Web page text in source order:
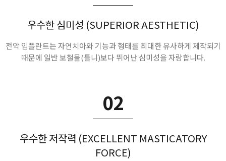
우수한 심미성 (SUPERIOR AESTHETIC)
전악 임플란트는 자연치아와 기능과 형태를 최대한 유사하게 제작되기
때문에 일반 보철물(틀니)보다 뛰어난 심미성을 자랑합니다.
02
우수한 저작력 (EXCELLENT MASTICATORY
FORCE)